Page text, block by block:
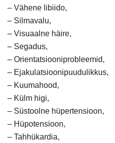
– Vähene libiido,
– Silmavalu,
– Visuaalne häire,
– Segadus,
– Orientatsiooniprobleemid,
– Ejakulatsioonipuudulikkus,
– Kuumahood,
– Külm higi,
– Süstoolne hüpertensioon,
– Hüpotensioon,
– Tahhükardia,